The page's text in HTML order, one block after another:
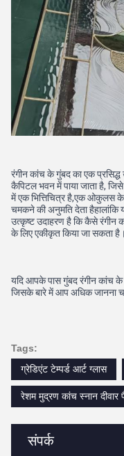
संपर्क
रंगीन कांच के गुंबद का एक
कैपिटल भवन में पाया जाता है,
में एक भित्तिचित्र है,एक ओकुलस
चमकने की अनुमति देता हैहालांकि
उत्कृष्ट उदाहरण है कि कैसे रंगीन
के लिए एकीकृत किया जा सकता है।
यदि आपके पास गुंबद रंगीन कांच के
जिसके बारे में आप अधिक जानना
Tags:
ग्रेडिएंट टेम्पर्ड आर्ट ग्लास
रेशम मुद्रण कांच स्नान दीवार